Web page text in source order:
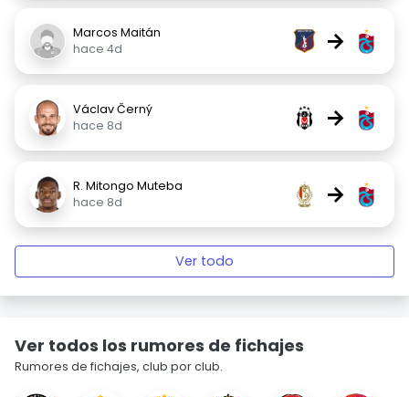
Marcos Maitán
hace 4d
→
Václav Černý
hace 8d
→
R. Mitongo Muteba
hace 8d
→
Ver todo
Ver todos los rumores de fichajes
Rumores de fichajes, club por club.